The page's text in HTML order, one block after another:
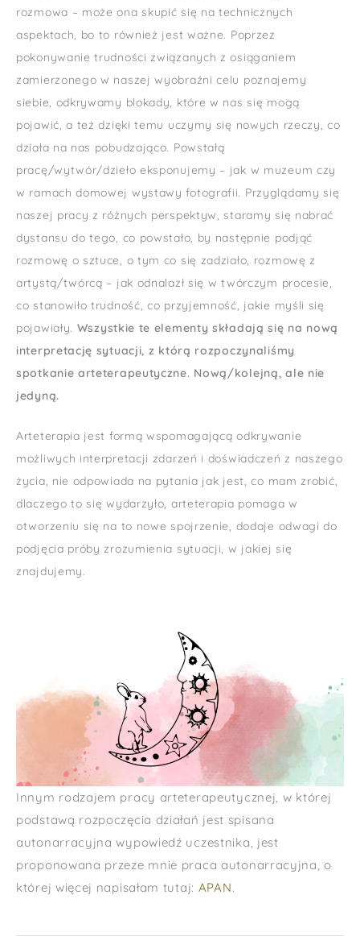
rozmowa – może ona skupić się na technicznych
aspektach, bo to również jest ważne. Poprzez
pokonywanie trudności związanych z osiąganiem
zamierzonego w naszej wyobraźni celu poznajemy
siebie, odkrywamy blokady, które w nas się mogą
pojawić, a też dzięki temu uczymy się nowych rzeczy, co
działa na nas pobudzająco. Powstałą
pracę/wytwór/dzieło eksponujemy – jak w muzeum czy
w ramach domowej wystawy fotografii. Przyglądamy się
naszej pracy z różnych perspektyw, staramy się nabrać
dystansu do tego, co powstało, by następnie podjąć
rozmowę o sztuce, o tym co się zadziało, rozmowę z
artystą/twórcą – jak odnalazł się w twórczym procesie,
co stanowiło trudność, co przyjemność, jakie myśli się
pojawiały. Wszystkie te elementy składają się na nową
interpretację sytuacji, z którą rozpoczynaliśmy
spotkanie arteterapeutyczne. Nową/kolejną, ale nie
jedyną.
Arteterapia jest formą wspomagającą odkrywanie
możliwych interpretacji zdarzeń i doświadczeń z naszego
życia, nie odpowiada na pytania jak jest, co mam zrobić,
dlaczego to się wydarzyło, arteterapia pomaga w
otworzeniu się na to nowe spojrzenie, dodaje odwagi do
podjęcia próby zrozumienia sytuacji, w jakiej się
znajdujemy.
Innym rodzajem pracy arteterapeutycznej, w której
podstawą rozpoczęcia działań jest spisana
autonarracyjna wypowiedź uczestnika, jest
proponowana przeze mnie praca autonarracyjna, o
której więcej napisałam tutaj: APAN.